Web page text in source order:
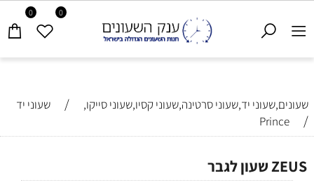
0 0
שעונים,שעוני יד,שעוני סרטינה,שעוני קסיו,שעוני סייקו, / שעוני יד
/
Prince
ZEUS שעון לגבר